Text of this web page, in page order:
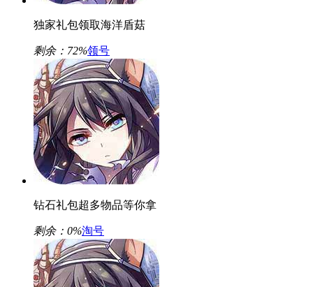
独家礼包领取海洋盾菇
剩余： 72%领号
钻石礼包超多物品等你拿
剩余： 0%淘号